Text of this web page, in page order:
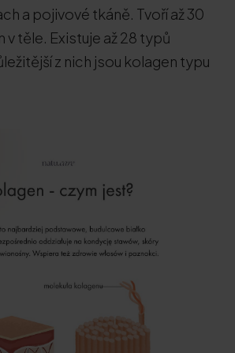
a pojivové tkáně. Tvoří až 30
v těle. Existuje až 28 typů
z nich jsou kolagen typu